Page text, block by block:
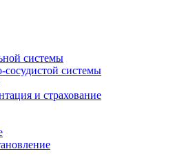
системы
сосудистой системы
и страхование